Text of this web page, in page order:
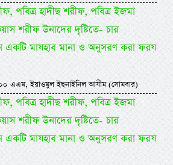
পবিত্র হাদীছ শরীফ, পবিত্র ইজমা
শরীফ উনাদের দৃষ্টিতে- চার
একটি মাযহাব মানা ও অনুসরণ করা ফরয
এএম, ইয়াওমুল ইছনাইনিল আযীম (সোমবার)
পবিত্র হাদীছ শরীফ, পবিত্র ইজমা
শরীফ উনাদের দৃষ্টিতে- চার
একটি মাযহাব মানা ও অনুসরণ করা ফরয